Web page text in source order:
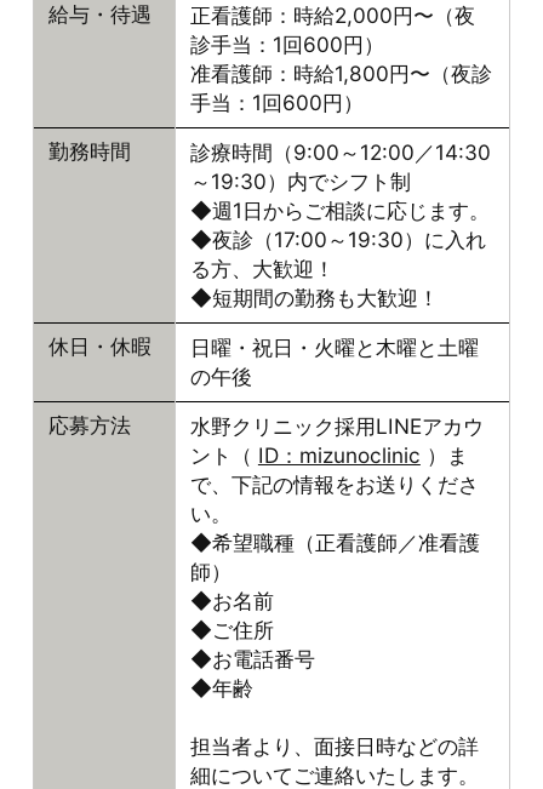
給与・待遇
正看護師：時給2,000円〜（夜
診手当：1回600円）
准看護師：時給1,800円〜（夜診
手当：1回600円）
勤務時間
診療時間（9:00～12:00／14:30
～19:30）内でシフト制
◆週1日からご相談に応じます。
◆夜診（17:00～19:30）に入れ
る方、大歓迎！
◆短期間の勤務も大歓迎！
休日・休暇
日曜・祝日・火曜と木曜と土曜
の午後
応募方法
水野クリニック採用LINEアカウ
ント（ ID：mizunoclinic ）ま
で、下記の情報をお送りくださ
い。
◆希望職種（正看護師／准看護
師）
◆お名前
◆ご住所
◆お電話番号
◆年齢
担当者より、面接日時などの詳
細についてご連絡いたします。